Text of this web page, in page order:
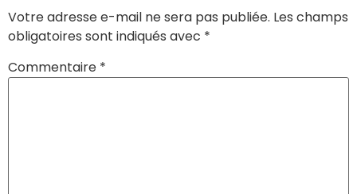
Votre adresse e-mail ne sera pas publiée. Les champs
obligatoires sont indiqués avec *
Commentaire *